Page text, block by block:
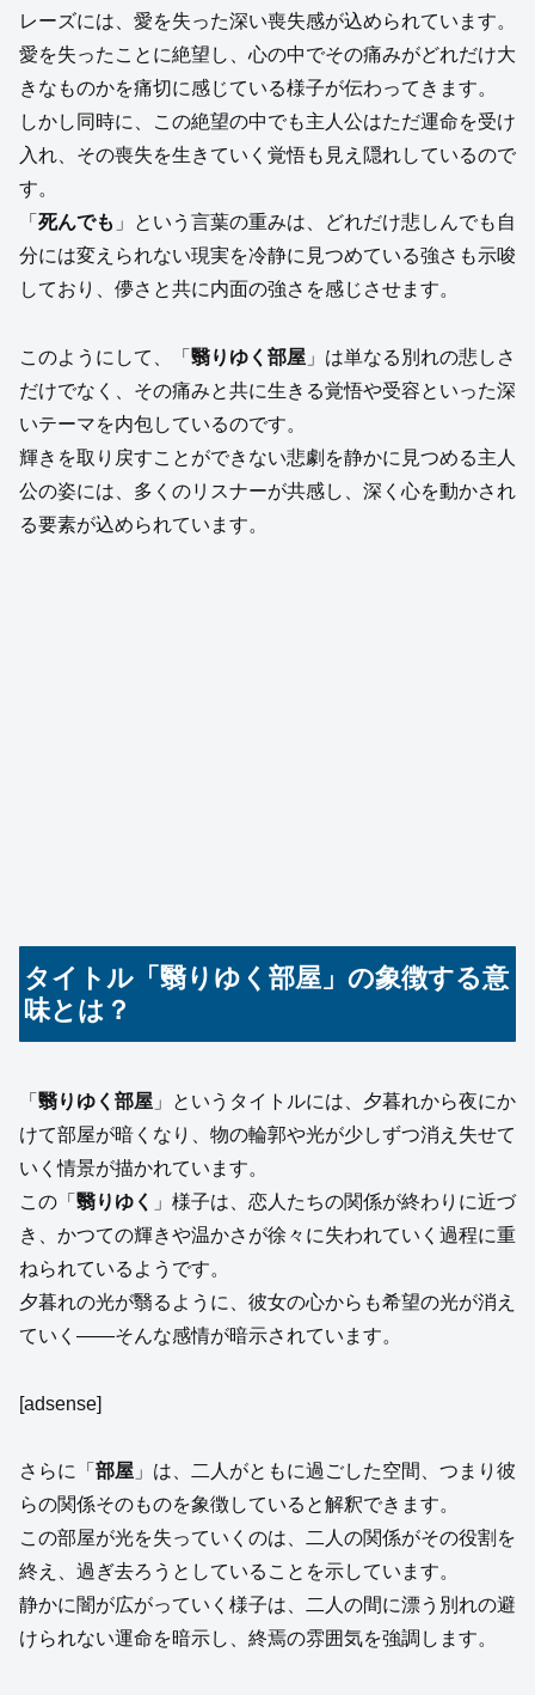
レーズには、愛を失った深い喪失感が込められています。
愛を失ったことに絶望し、心の中でその痛みがどれだけ大
きなものかを痛切に感じている様子が伝わってきます。
しかし同時に、この絶望の中でも主人公はただ運命を受け
入れ、その喪失を生きていく覚悟も見え隠れしているので
す。
「 死んでも 」という言葉の重みは、どれだけ悲しんでも自
分には変えられない現実を冷静に見つめている強さも示唆
しており、儚さと共に内面の強さを感じさせます。
このようにして、「 翳りゆく部屋 」は単なる別れの悲しさ
だけでなく、その痛みと共に生きる覚悟や受容といった深
いテーマを内包しているのです。
輝きを取り戻すことができない悲劇を静かに見つめる主人
公の姿には、多くのリスナーが共感し、深く心を動かされ
る要素が込められています。
タイトル「翳りゆく部屋」の象徴する意
味とは？
「 翳りゆく部屋 」というタイトルには、夕暮れから夜にか
けて部屋が暗くなり、物の輪郭や光が少しずつ消え失せて
いく情景が描かれています。
この「 翳りゆく 」様子は、恋人たちの関係が終わりに近づ
き、かつての輝きや温かさが徐々に失われていく過程に重
ねられているようです。
夕暮れの光が翳るように、彼女の心からも希望の光が消え
ていく——そんな感情が暗示されています。
[adsense]
さらに「 部屋 」は、二人がともに過ごした空間、つまり彼
らの関係そのものを象徴していると解釈できます。
この部屋が光を失っていくのは、二人の関係がその役割を
終え、過ぎ去ろうとしていることを示しています。
静かに闇が広がっていく様子は、二人の間に漂う別れの避
けられない運命を暗示し、終焉の雰囲気を強調します。